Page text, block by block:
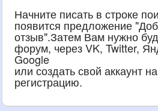
Начните писать в строке
появится предложение
отзыв".Затем Вам нужно
форум, через VK, Twitter,
Google
или создать свой аккаунт
регистрацию.